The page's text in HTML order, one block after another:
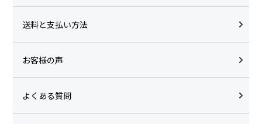
送料と支払い方法
お客様の声
よくある質問